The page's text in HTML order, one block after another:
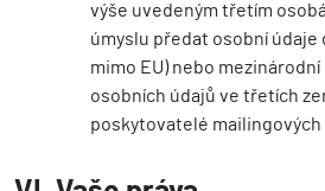
výše uvedeným třetím
úmyslu předat osobní údaje
mimo EU) nebo
osobních údajů ve třetích
poskytovatelé mailingových